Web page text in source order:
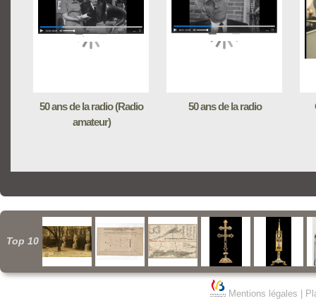
50 ans de la radio (Radio
amateur)
50 ans de la radio
Top 10
Mentions légales